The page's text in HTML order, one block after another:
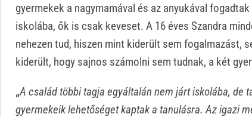
gyermekek a nagymamával és az anyukával
iskolába, ők is csak keveset. A 16 éves Szandra
nehezen tud, hiszen mint kiderült sem fogalmazást,
kiderült, hogy sajnos számolni sem tudnak, a két
„A család többi tagja egyáltalán nem járt iskolába, de
gyermekeik lehetőséget kaptak a tanulásra. Az igazi